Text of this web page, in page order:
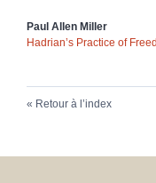
Paul Allen Miller
Hadrian’s Practice of
Retour à l’index